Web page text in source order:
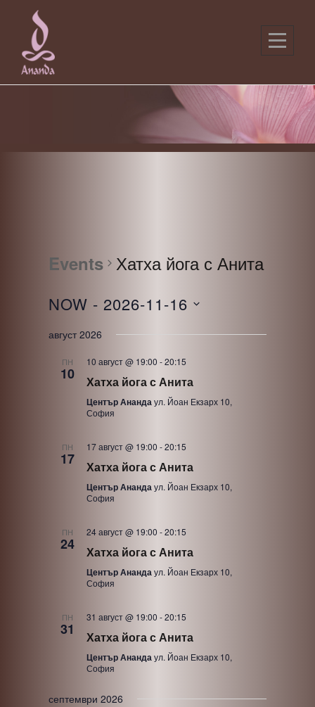
content
Events Хатха йога с Анита
NOW - 2026-11-16
август 2026
ПН
10
10 август @ 19:00 -20:15
Хатха йога с Анита
Център Анандаул. Йоан Екзарх 10,
София
ПН
17
17 август @ 19:00 -20:15
Хатха йога с Анита
Център Анандаул. Йоан Екзарх 10,
София
ПН
24
24 август @ 19:00 -20:15
Хатха йога с Анита
Център Анандаул. Йоан Екзарх 10,
София
ПН
31
31 август @ 19:00 -20:15
Хатха йога с Анита
Център Анандаул. Йоан Екзарх 10,
София
септември 2026